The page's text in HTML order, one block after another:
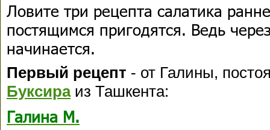
Ловите три рецепта салатика
постящимся пригодятся. Ведь
начинается.
Первый рецепт - от Галины,
Буксираиз Ташкента:
Галина М.